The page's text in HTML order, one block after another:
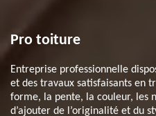
Pro toiture
Entreprise professionnelle
et des travaux satisfaisants en
forme, la pente, la couleur, les
d’ajouter de l’originalité et du